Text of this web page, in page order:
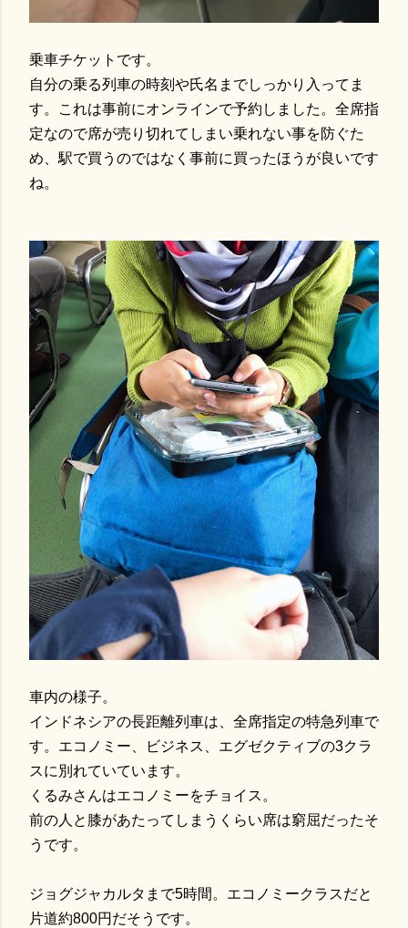
乗車チケットです。
自分の乗る列車の時刻や氏名までしっかり入ってま
す。これは事前にオンラインで予約しました。全席指
定なので席が売り切れてしまい乗れない事を防ぐた
め、駅で買うのではなく事前に買ったほうが良いです
ね。
車内の様子。
インドネシアの長距離列車は、全席指定の特急列車で
す。エコノミー、ビジネス、エグゼクティブの3クラ
スに別れていています。
くるみさんはエコノミーをチョイス。
前の人と膝があたってしまうくらい席は窮屈だったそ
うです。
ジョグジャカルタまで5時間。エコノミークラスだと
片道約800円だそうです。